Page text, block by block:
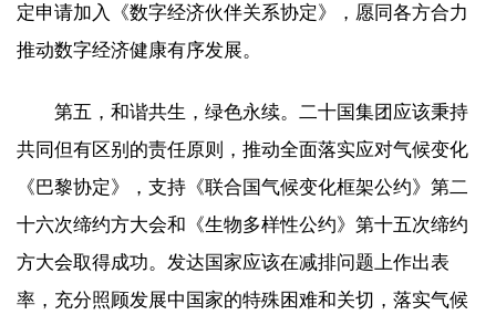
定申请加入《数字经济伙伴关系协定》，愿同各方合力
推动数字经济健康有序发展。
第五，和谐共生，绿色永续。二十国集团应该秉持
共同但有区别的责任原则，推动全面落实应对气候变化
《巴黎协定》，支持《联合国气候变化框架公约》第二
十六次缔约方大会和《生物多样性公约》第十五次缔约
方大会取得成功。发达国家应该在减排问题上作出表
率，充分照顾发展中国家的特殊困难和关切，落实气候